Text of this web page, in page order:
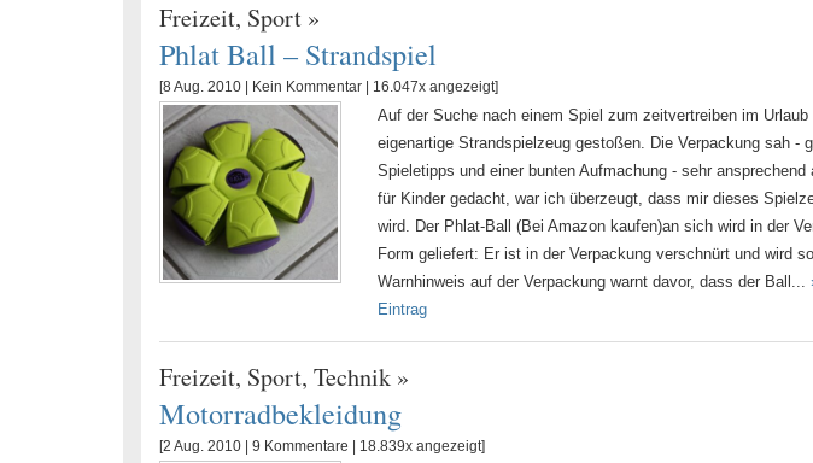
Freizeit, Sport »
Phlat Ball – Strandspiel
[8 Aug. 2010 | Kein Kommentar | 16.047x angezeigt]
Auf der Suche nach einem Spiel zum zeitvertreiben im
eigenartige Strandspielzeug gestoßen. Die Verpackung sah -
Spieletipps und einer bunten Aufmachung - sehr
für Kinder gedacht, war ich überzeugt, dass mir dieses
wird. Der Phlat-Ball (Bei Amazon kaufen)an sich wird in der
Form geliefert: Er ist in der Verpackung verschnürt und wird
Warnhinweis auf der Verpackung warnt davor, dass der Ball...
Eintrag
Freizeit, Sport, Technik »
Motorradbekleidung
[2 Aug. 2010 | 9 Kommentare | 18.839x angezeigt]